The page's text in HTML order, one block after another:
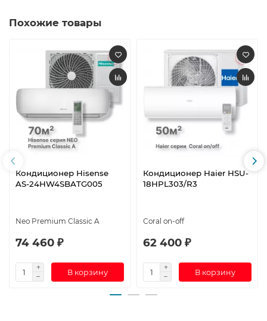
Похожие товары
Кондиционер Hisense
AS-24HW4SBATG005
Neo Premium Classic A
74 460 ₽
В корзину
Кондиционер Haier HSU-
18HPL303/R3
Coral on-off
62 400 ₽
В корзину